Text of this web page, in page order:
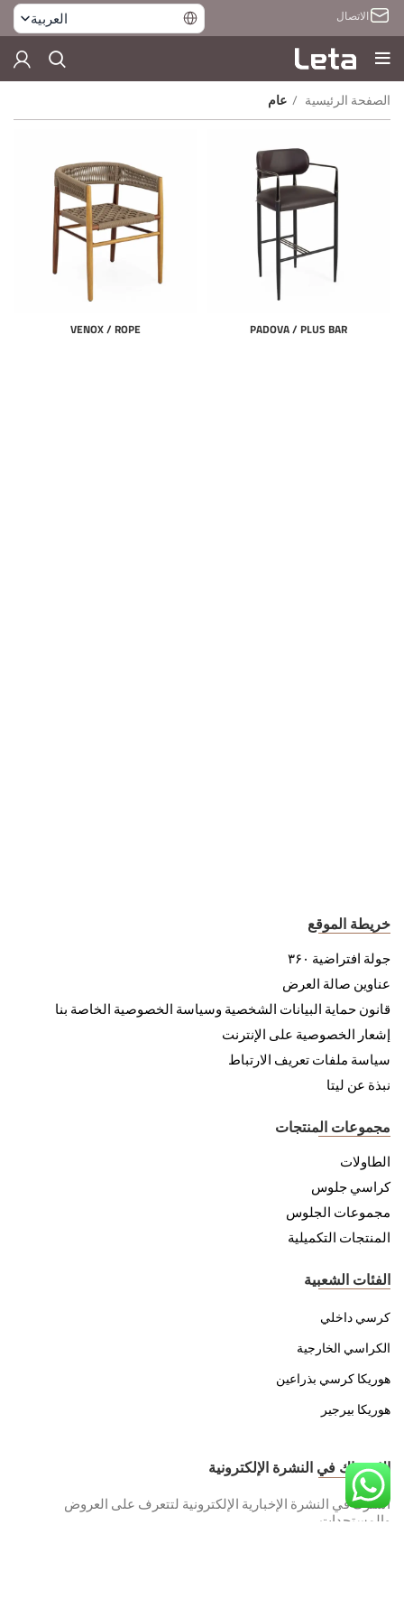
الاتصال العربية
الصفحة الرئيسية عام
PADOVA / PLUS BAR
VENOX / ROPE
خريطة الموقع
جولة افتراضية ۳۶۰
عناوين صالة العرض
قانون حماية البيانات الشخصية وسياسة الخصوصية الخاصة بنا
إشعار الخصوصية على الإنترنت
سياسة ملفات تعريف الارتباط
نبذة عن ليتا
مجموعات المنتجات
الطاولات
كراسي جلوس
مجموعات الجلوس
المنتجات التكميلية
الفئات الشعبية
كرسي داخلي
الكراسي الخارجية
هوريكا كرسي بذراعين
هوريكا بيرجير
الاشتراك في النشرة الإلكترونية
اشترك في النشرة الإخبارية الإلكترونية لتتعرف على العروض
والمستجدات.